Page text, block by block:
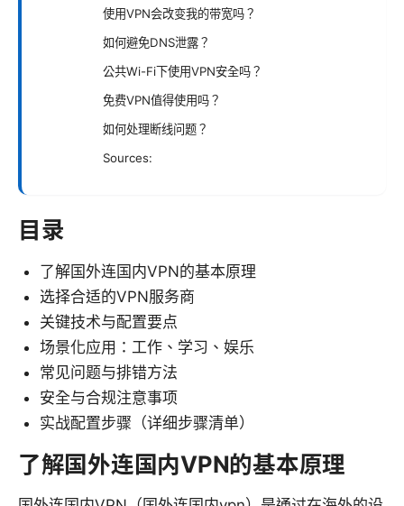
使用VPN会改变我的带宽吗？
如何避免DNS泄露？
公共Wi-Fi下使用VPN安全吗？
免费VPN值得使用吗？
如何处理断线问题？
Sources:
目录
了解国外连国内VPN的基本原理
选择合适的VPN服务商
关键技术与配置要点
场景化应用：工作、学习、娱乐
常见问题与排错方法
安全与合规注意事项
实战配置步骤（详细步骤清单）
了解国外连国内VPN的基本原理